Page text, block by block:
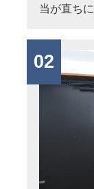
当が直ち
02